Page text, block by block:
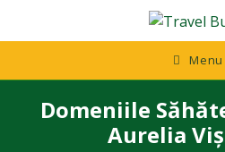
content
Menu
Domeniile
Aurelia